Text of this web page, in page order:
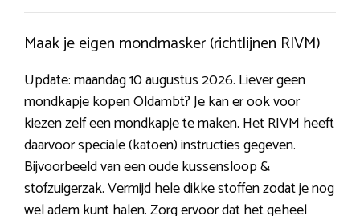
Maak je eigen mondmasker (richtlijnen RIVM)
Update: maandag 10 augustus 2026. Liever geen
mondkapje kopen Oldambt? Je kan er ook voor
kiezen zelf een mondkapje te maken. Het RIVM heeft
daarvoor speciale (katoen) instructies gegeven.
Bijvoorbeeld van een oude kussensloop &
stofzuigerzak. Vermijd hele dikke stoffen zodat je nog
wel adem kunt halen. Zorg ervoor dat het geheel